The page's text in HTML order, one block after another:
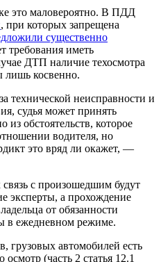
это маловероятно. В ПДД
, при которых запрещена
существенно
требования иметь
ДТП наличие техосмотра
лишь косвенно.
технической неисправности и
судья может принять
из обстоятельств, которое
водителя, но
это вряд ли окажет, —
с произошедшим будут
эксперты, а прохождение
от обязанности
в ежедневном режиме.
грузовых автомобилей есть
осмотр (часть 2 статья 12.1